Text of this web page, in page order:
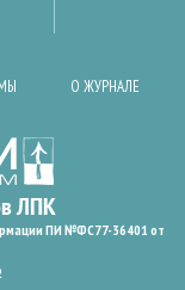
О ЖУРНАЛЕ
ПИ №ФС77-36401 от